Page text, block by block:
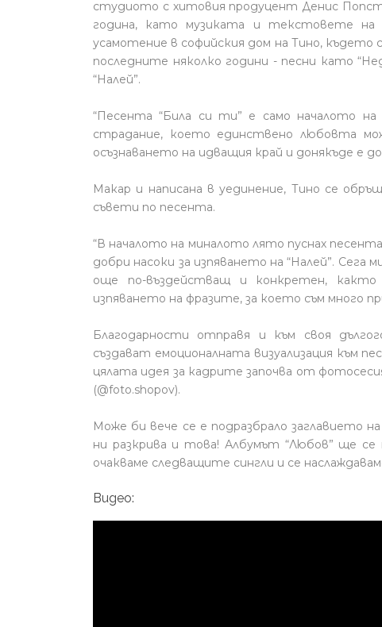
студиото с хитовия продуцент Денис
година, като музиката и текстовете
усамотение в софийския дом на Тино,
последните няколко години - песни като
“Налей”.
“Песента “Била си ти” е само началото
страдание, което единствено любовта
осъзнаването на идващия край и донякъде е
Макар и написана в уединение, Тино се
съвети по песента.
“В началото на миналото лято пуснах
добри насоки за изпяването на “Налей”. Сега
още по-въздействащ и конкретен,
изпяването на фразите, за което съм много
Благодарности отправя и към своя
създават емоционалната визуализация към
цялата идея за кадрите започва от
(@foto.shopov).
Може би вече се е подразбрало заглавието
ни разкрива и това! Албумът “Любов” ще
очакваме следващите сингли и се
Видео: